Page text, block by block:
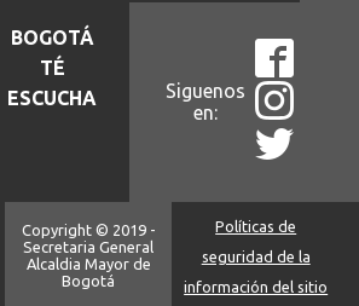
BOGOTÁ
TÉ
ESCUCHA
Siguenos
en:
Copyright © 2019 -
Secretaria General
Alcaldia Mayor de
Bogotá
Políticas de
seguridad de la
información del sitio